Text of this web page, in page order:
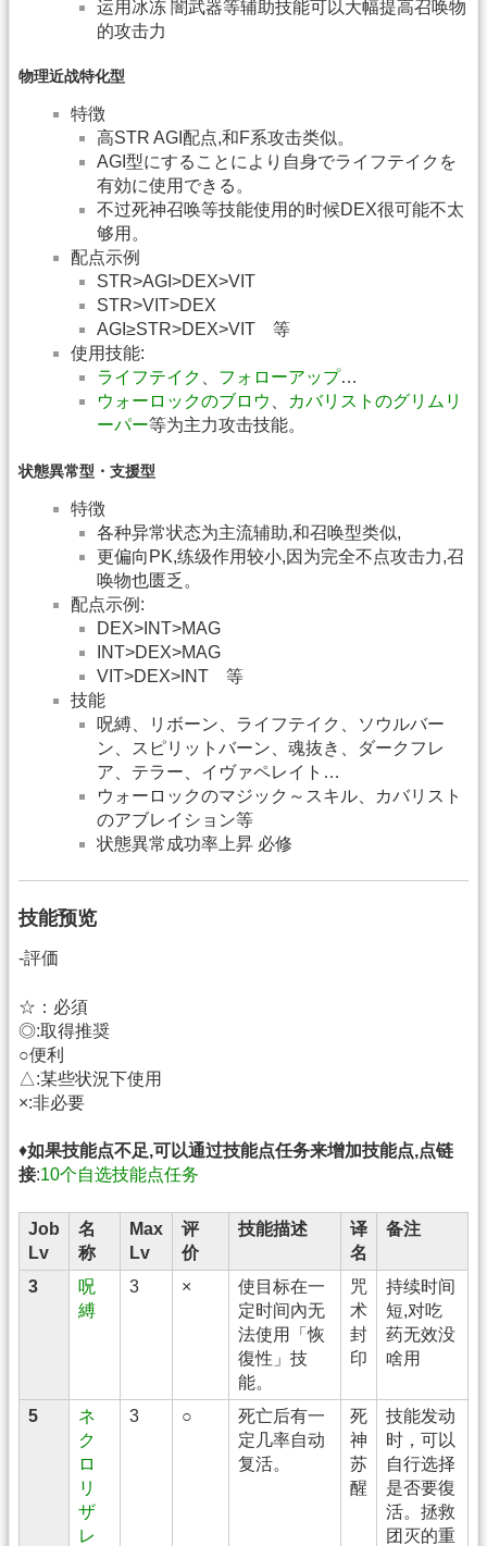
运用冰冻 闇武器等辅助技能可以大幅提高召唤物
的攻击力
物理近战特化型
特徴
高STR AGI配点,和F系攻击类似。
AGI型にすることにより自身でライフテイクを
有効に使用できる。
不过死神召唤等技能使用的时候DEX很可能不太
够用。
配点示例
STR>AGI>DEX>VIT
STR>VIT>DEX
AGI≥STR>DEX>VIT 等
使用技能:
ライフテイク
フォローアップ…
ウォーロックのブロウ
カバリストのグリムリ
ーパー等为主力攻击技能。
状態異常型・支援型
特徴
各种异常状态为主流辅助,和召唤型类似,
更偏向PK,练级作用较小,因为完全不点攻击力,召
唤物也匮乏。
配点示例:
DEX>INT>MAG
INT>DEX>MAG
VIT>DEX>INT 等
技能
呪縛、リボーン、ライフテイク、ソウルバー
ン、スピリットバーン、魂抜き、ダークフレ
ア、テラー、イヴァペレイト…
ウォーロックのマジック～スキル、カバリスト
のアブレイション等
状態異常成功率上昇 必修
技能预览
-評価
☆：必須
◎:取得推奨
○便利
△:某些状況下使用
×:非必要
♦如果技能点不足,可以通过技能点任务来增加技能点,点链
接:10个自选技能点任务
Job
Lv
名
称
Max
Lv
评
价
技能描述
译
名
备注
3
呪
縛
3 ×
使目标在一
定时间內无
法使用「恢
復性」技
能。
咒
术
封
印
持续时间
短,对吃
药无效没
啥用
5
ネ
ク
ロ
リ
ザ
レ
3 ○
死亡后有一
定几率自动
复活。
死
神
苏
醒
技能发动
时，可以
自行选择
是否要復
活。拯救
团灭的重